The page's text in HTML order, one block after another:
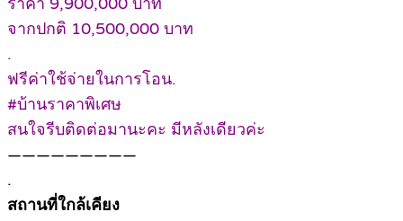
จากปกติ 10,500,000 บาท
.
ฟรีค่าใช้จ่ายในการโอน.
#บ้านราคาพิเศษ
สนใจรีบติดต่อมานะคะ มีหลังเดียวค่ะ
—————————
.
สถานที่ใกล้เคียง